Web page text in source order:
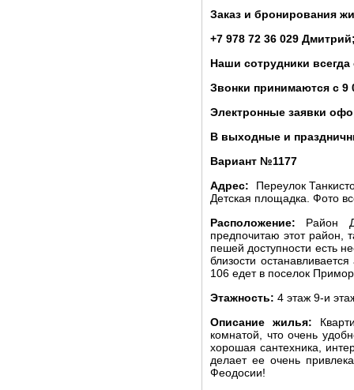
Заказ и бронирования
+7 978 72 36 029
Наши сотрудники
Звонки принимаются с 9
Электронные заявки
В выходные и
Вариант №1177
Адрес: Переулок
Детская площадка. Фото
Расположение: Район
предпочитаю этот район,
пешей доступности есть
близости
106 едет в поселок
Этажность: 4 этаж 9-и
Описание жилья:
комнатой, что очень
хорошая сантехника,
делает ее очень
Феодосии!